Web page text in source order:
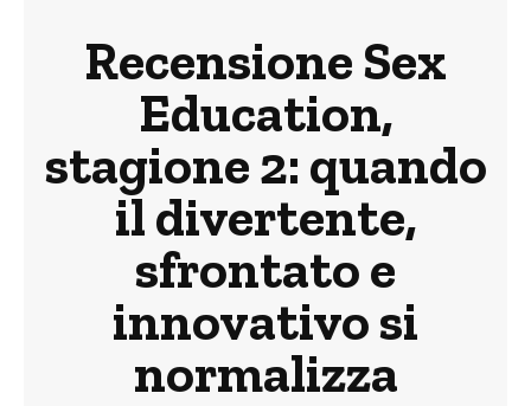
Recensione Sex
Education,
stagione 2: quando
il divertente,
sfrontato e
innovativo si
normalizza